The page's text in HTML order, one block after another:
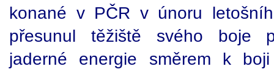
konané v PČR v únoru
přesunul těžiště svého boje
jaderné energie směrem k